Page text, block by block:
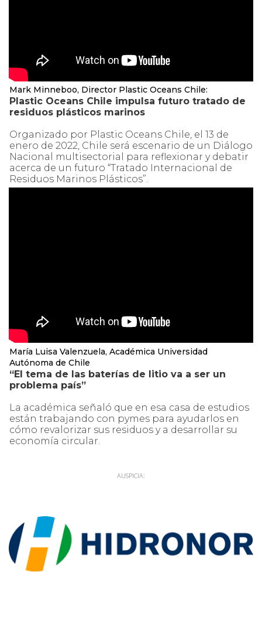
Mark Minneboo, Director Plastic Oceans Chile:
Plastic Oceans Chile impulsa futuro tratado de
residuos plásticos marinos
Organizado por Plastic Oceans Chile, el 13 de
enero de 2022, Chile será escenario de un Diálogo
Nacional multisectorial para reflexionar y debatir
acerca de un futuro “Tratado Internacional de
Residuos Marinos Plásticos”.
María Luisa Valenzuela, Académica Universidad
Autónoma de Chile
“El tema de las baterías de litio va a ser un
problema país”
La académica señaló que en esa casa de estudios
están trabajando con pymes para ayudarlos en
cómo revalorizar sus residuos y a desarrollar su
economía circular.
AUSPICIA: